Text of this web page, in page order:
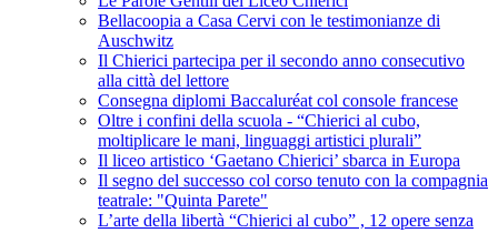
Bellacoopia a Casa Cervi con le testimonianze di
Auschwitz
Il Chierici partecipa per il secondo anno consecutivo
alla città del lettore
Consegna diplomi Baccaluréat col console francese
Oltre i confini della scuola - “Chierici al cubo,
moltiplicare le mani, linguaggi artistici plurali”
Il liceo artistico ‘Gaetano Chierici’ sbarca in Europa
Il segno del successo col corso tenuto con la compagnia
teatrale: "Quinta Parete"
L’arte della libertà “Chierici al cubo” , 12 opere senza